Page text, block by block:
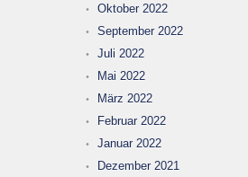
Oktober 2022
September 2022
Juli 2022
Mai 2022
März 2022
Februar 2022
Januar 2022
Dezember 2021